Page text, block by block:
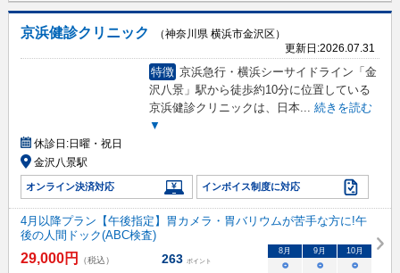
京浜健診クリニック
（神奈川県 横浜市金沢区）
更新日:2026.07.31
特徴 京浜急行・横浜シーサイドライン「金
沢八景」駅から徒歩約10分に位置している
京浜健診クリニックは、日本...
続きを読む
▼
休診日:日曜・祝日
金沢八景駅
オンライン決済対応 インボイス制度に対応
4月以降プラン【午後指定】胃カメラ・胃バリウムが苦手な方に!午
後の人間ドック(ABC検査)
29,000円 （税込） 263 ポイント
8 月 9 月 10月
○ ○ ○